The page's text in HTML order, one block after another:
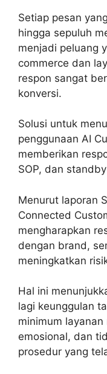
Setiap pesan
hingga sepuluh
menjadi peluang
commerce dan
respon sangat
konversi.
Solusi untuk
penggunaan AI
memberikan
SOP, dan
Menurut laporan
Connected
mengharapkan
dengan brand,
meningkatkan
Hal ini
lagi keunggulan
minimum
emosional, dan
prosedur yang